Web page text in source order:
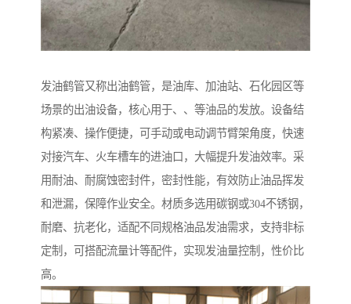
发油鹤管又称出油鹤管，是油库、加油站、石化园区等
场景的出油设备，核心用于、、等油品的发放。设备结
构紧凑、操作便捷，可手动或电动调节臂架角度，快速
对接汽车、火车槽车的进油口，大幅提升发油效率。采
用耐油、耐腐蚀密封件，密封性能，有效防止油品挥发
和泄漏，保障作业安全。材质多选用碳钢或304不锈钢，
耐磨、抗老化，适配不同规格油品发油需求，支持非标
定制，可搭配流量计等配件，实现发油量控制，性价比
高。